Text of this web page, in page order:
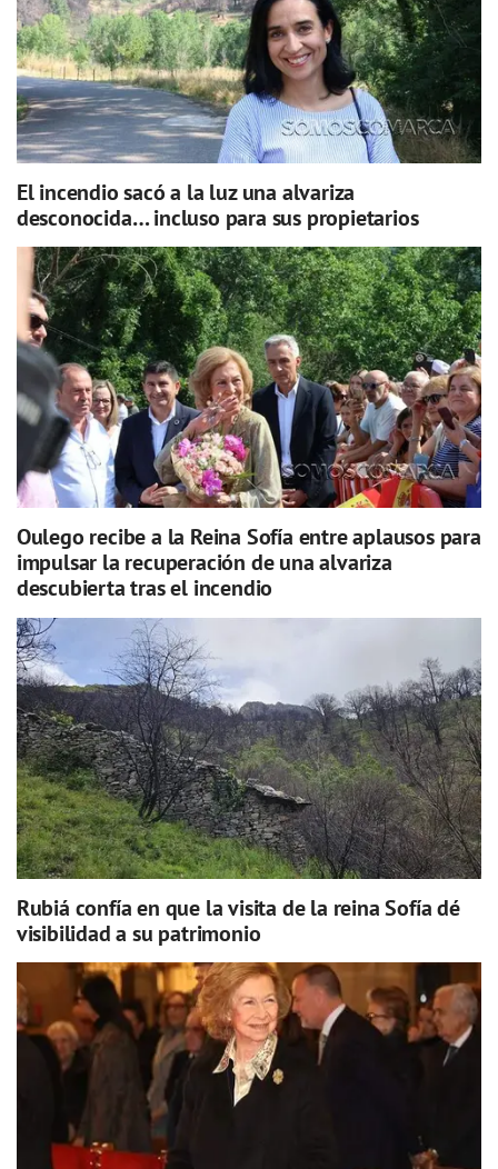
El incendio sacó a la luz una alvariza
desconocida… incluso para sus propietarios
Oulego recibe a la Reina Sofía entre aplausos para
impulsar la recuperación de una alvariza
descubierta tras el incendio
Rubiá confía en que la visita de la reina Sofía dé
visibilidad a su patrimonio